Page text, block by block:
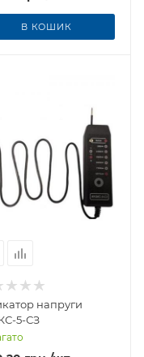
В КОШИК
напруги
5-СЗ